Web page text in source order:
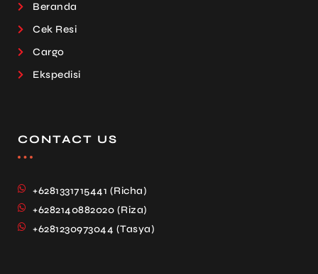
Beranda
Cek Resi
Cargo
Ekspedisi
CONTACT US
+6281331715441 (Richa)
+6282140882020 (Riza)
+6281230973044 (Tasya)